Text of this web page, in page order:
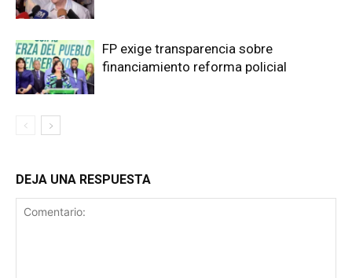
FP exige transparencia sobre
financiamiento reforma policial
DEJA UNA RESPUESTA